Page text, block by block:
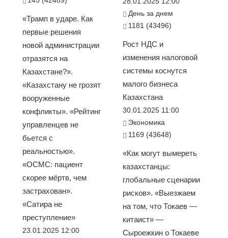
«Трамп в ударе. Как
первые решения
новой администрации
отразятся на
Казахстане?».
«Казахстану не грозят
вооруженные
конфликты». «Рейтинг
управленцев не
бьется с
реальностью».
«ОСМС: пациент
скорее мёртв, чем
застрахован».
«Сатира не
преступление»
23.01.2025 12:00
День за днем
1181 (43496)
Рост НДС и
изменения налоговой
системы коснутся
малого бизнеса
Казахстана
30.01.2025 11:00
Экономика
1169 (43648)
«Как могут вымереть
казахстанцы:
глобальные сценарии
рисков». «Выезжаем
на том, что Токаев —
китаист» —
Сыроежкин о Токаеве